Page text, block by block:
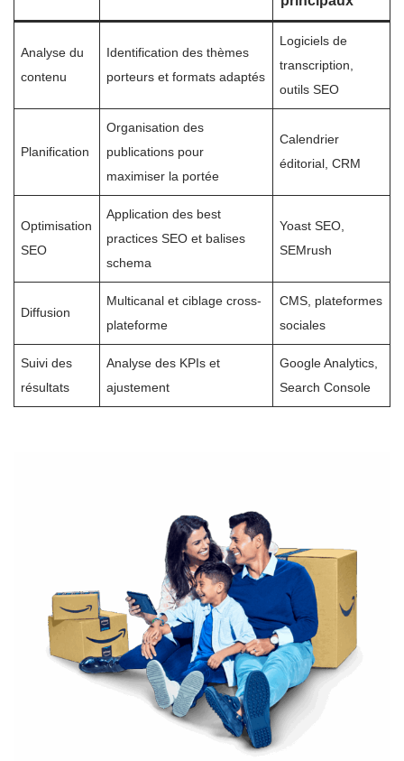
Analyse du
contenu
Identification des thèmes
porteurs et formats adaptés
Logiciels de
transcription,
outils SEO
Planification
Organisation des
publications pour
maximiser la portée
Calendrier
éditorial, CRM
Optimisation
SEO
Application des best
practices SEO et balises
schema
Yoast SEO,
SEMrush
Diffusion
Multicanal et ciblage cross-
plateforme
CMS, plateformes
sociales
Suivi des
résultats
Analyse des KPIs et
ajustement
Google Analytics,
Search Console